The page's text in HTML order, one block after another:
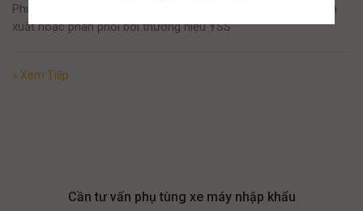
Phuộc Nice YSS là một loại phuộc nhún (giảm xóc) được sản
xuất hoặc phân phối bởi thương hiệu YSS
» Xem Tiếp
Cần tư vấn phụ tùng xe máy nhập khẩu